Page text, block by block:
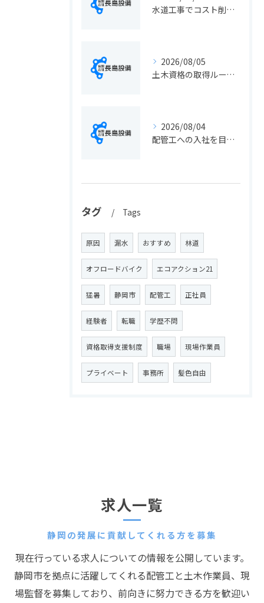
水道工事でコスト削減を実現する静岡県静岡市の手続きと費用見直しポイント
2026/08/05
土木資格の取得ルートや静岡県静岡市でのキャリアアップ戦略を現実的に解説
2026/08/04
配管工への入社を目指す方へ静岡県静岡市で仕事選びと成長のステップ徹底ガイド
タグ Tags
原因 漏水 おすすめ 林道
オフロードバイク エコアクション21
猛暑 静岡市 配管工 正社員
経験者 転職 学歴不問
資格取得支援制度 職場 現場作業員
プライベート 事務所 髪色自由
静岡の発展に貢献してくれる方を募集
求人一覧
現在行っている求人についての情報を公開しています。
静岡市を拠点に活躍してくれる配管工と土木作業員、現
場監督を募集しており、前向きに努力できる方を歓迎い